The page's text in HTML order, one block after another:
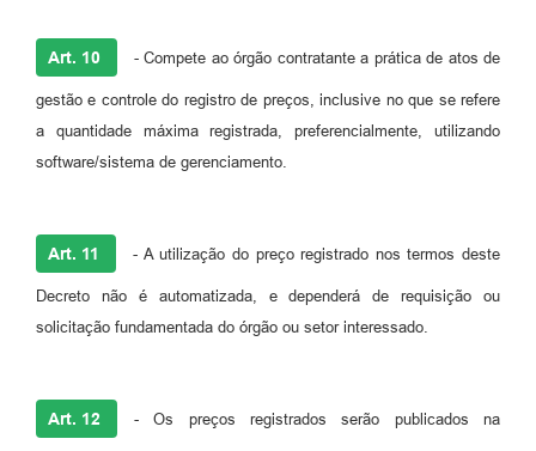
Art. 10 - Compete ao órgão contratante a prática de atos de
gestão e controle do registro de preços, inclusive no que se refere
a quantidade máxima registrada, preferencialmente, utilizando
software/sistema de gerenciamento.
Art. 11 - A utilização do preço registrado nos termos deste
Decreto não é automatizada, e dependerá de requisição ou
solicitação fundamentada do órgão ou setor interessado.
Art. 12 - Os preços registrados serão publicados na